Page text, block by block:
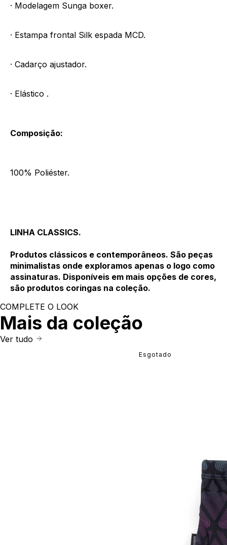
· Modelagem Sunga boxer.
· Estampa frontal Silk espada MCD.
· Cadarço ajustador.
· Elástico .
Composição:
100% Poliéster.
LINHA CLASSICS.
Produtos clássicos e contemporâneos. São peças
minimalistas onde exploramos apenas o logo como
assinaturas. Disponíveis em mais opções de cores,
são produtos coringas na coleção.
COMPLETE O LOOK
Mais da coleção
Ver tudo
Esgotado